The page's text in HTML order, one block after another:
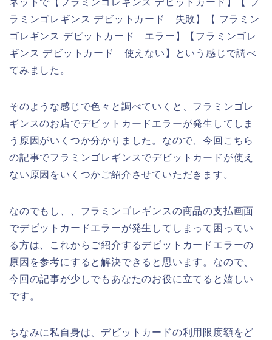
ネットで【フラミンゴレギンス デビットカード】【 フ
ラミンゴレギンス デビットカード 失敗】【 フラミン
ゴレギンス デビットカード エラー】【フラミンゴレ
ギンス デビットカード 使えない】という感じで調べ
てみました。
そのような感じで色々と調べていくと、フラミンゴレ
ギンスのお店でデビットカードエラーが発生してしま
う原因がいくつか分かりました。なので、今回こちら
の記事でフラミンゴレギンスでデビットカードが使え
ない原因をいくつかご紹介させていただきます。
なのでもし、、フラミンゴレギンスの商品の支払画面
でデビットカードエラーが発生してしまって困ってい
る方は、これからご紹介するデビットカードエラーの
原因を参考にすると解決できると思います。なので、
今回の記事が少しでもあなたのお役に立てると嬉しい
です。
ちなみに私自身は、デビットカードの利用限度額をど